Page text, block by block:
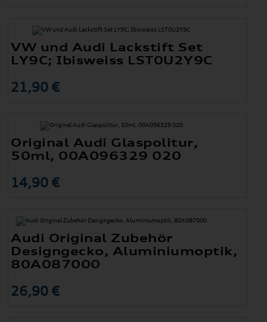
VW und Audi Lackstift Set
LY9C; Ibisweiss LST0U2Y9C
21,90 €
Original Audi Glaspolitur,
50ml, 00A096329 020
14,90 €
Audi Original Zubehör
Designgecko, Aluminiumoptik,
80A087000
26,90 €